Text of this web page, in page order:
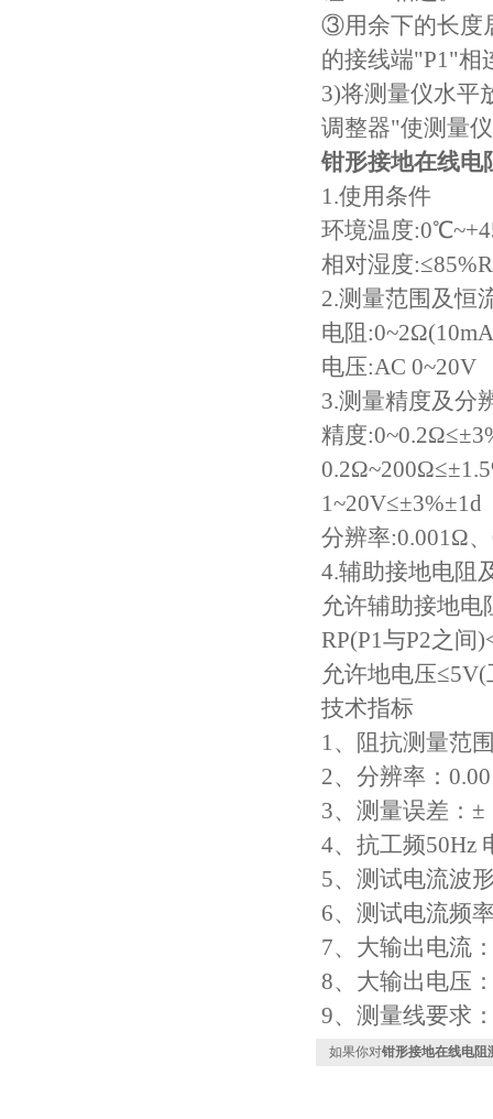
③用余下的长度
的接线端"P1"相
3)将测量仪水平
调整器"使测量
钳形接地在线电
1.使用条件
环境温度
相对湿度
2.测量范围及恒
电阻
电压:AC 0~20V
3.测量精度及分
精度
1~20V≤±3%±1d
分辨率:0.001Ω
4.辅助接地电阻
允许辅助接地电
RP(P1与P2之间
允许地电压
技术指标
1、阻抗测量范
2、分辨率：
3、测量误差：
4、抗工频50Hz
5、测试电流波
6、测试电流频
7、大输出电流
8、大输出电压
9、测量线要求
如果你对钳形接地在线电阻